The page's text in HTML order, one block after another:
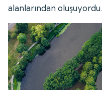
alanlarından oluşuyordu.